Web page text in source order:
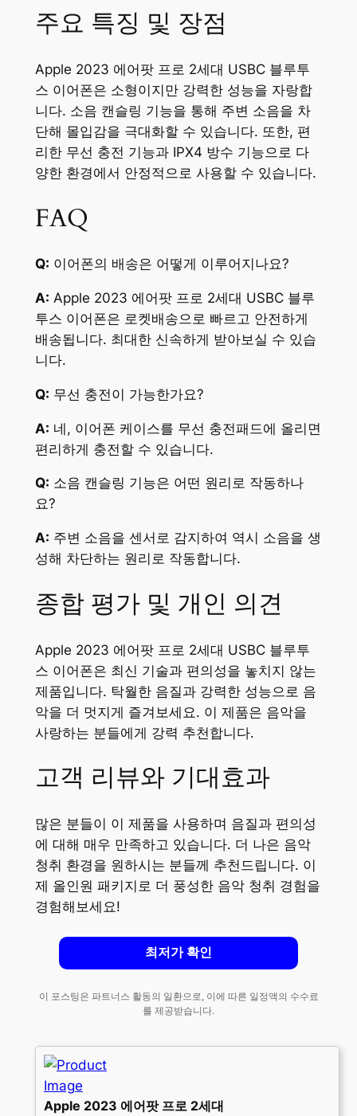
주요 특징 및 장점
Apple 2023 에어팟 프로 2세대 USBC 블루투
스 이어폰은 소형이지만 강력한 성능을 자랑합
니다. 소음 캔슬링 기능을 통해 주변 소음을 차
단해 몰입감을 극대화할 수 있습니다. 또한, 편
리한 무선 충전 기능과 IPX4 방수 기능으로 다
양한 환경에서 안정적으로 사용할 수 있습니다.
FAQ
Q: 이어폰의 배송은 어떻게 이루어지나요?
A: Apple 2023 에어팟 프로 2세대 USBC 블루
투스 이어폰은 로켓배송으로 빠르고 안전하게
배송됩니다. 최대한 신속하게 받아보실 수 있습
니다.
Q: 무선 충전이 가능한가요?
A: 네, 이어폰 케이스를 무선 충전패드에 올리면
편리하게 충전할 수 있습니다.
Q: 소음 캔슬링 기능은 어떤 원리로 작동하나
요?
A: 주변 소음을 센서로 감지하여 역시 소음을 생
성해 차단하는 원리로 작동합니다.
종합 평가 및 개인 의견
Apple 2023 에어팟 프로 2세대 USBC 블루투
스 이어폰은 최신 기술과 편의성을 놓치지 않는
제품입니다. 탁월한 음질과 강력한 성능으로 음
악을 더 멋지게 즐겨보세요. 이 제품은 음악을
사랑하는 분들에게 강력 추천합니다.
고객 리뷰와 기대효과
많은 분들이 이 제품을 사용하며 음질과 편의성
에 대해 매우 만족하고 있습니다. 더 나은 음악
청취 환경을 원하시는 분들께 추천드립니다. 이
제 올인원 패키지로 더 풍성한 음악 청취 경험을
경험해보세요!
최저가 확인
이 포스팅은 파트너스 활동의 일환으로, 이에 따른 일정액의 수수료
를 제공받습니다.
Apple 2023 에어팟 프로 2세대